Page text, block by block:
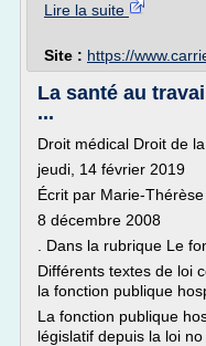
Lire la suite
Site : https://
La santé au
...
Droit médical Droit de
jeudi, 14 février 2019
Écrit par Marie-
8 décembre 2008
. Dans la rubrique Le
Différents textes de loi
la fonction publique
La fonction publique
législatif depuis la loi